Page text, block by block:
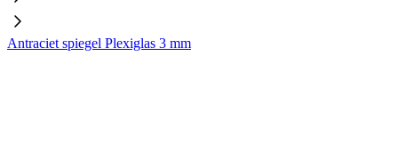
Antraciet spiegel Plexiglas 3 mm